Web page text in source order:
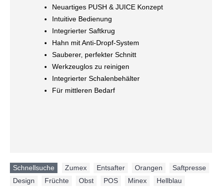
Neuartiges PUSH & JUICE Konzept
Intuitive Bedienung
Integrierter Saftkrug
Hahn mit Anti-Dropf-System
Sauberer, perfekter Schnitt
Werkzeuglos zu reinigen
Integrierter Schalenbehälter
Für mittleren Bedarf
Schnellsuche Zumex Entsafter Orangen Saftpresse
Design
Früchte Obst POS Minex Hellblau